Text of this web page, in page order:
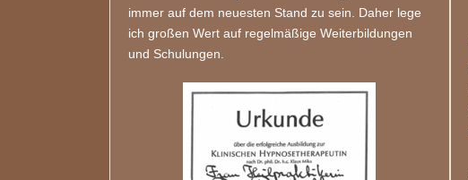
immer auf dem neuesten Stand zu sein. Daher lege
ich großen Wert auf regelmäßige Weiterbildungen
und Schulungen.